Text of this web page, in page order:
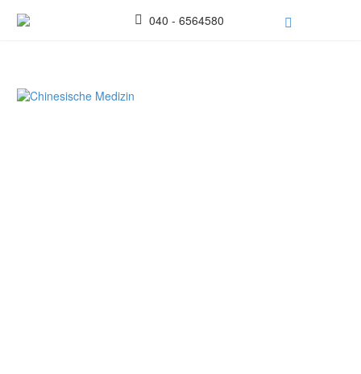
040 - 6564580